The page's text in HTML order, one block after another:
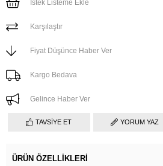
İstek Listeme Ekle
Karşılaştır
Fiyat Düşünce Haber Ver
Kargo Bedava
Gelince Haber Ver
TAVSIYE ET YORUM YAZ
ÜRÜN ÖZELLIKLERI